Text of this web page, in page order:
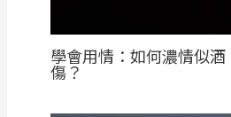
學會用情：如何濃情似
傷？